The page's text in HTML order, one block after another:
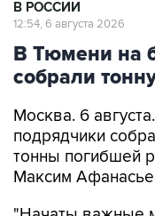
В РОССИИ
12:54, 6 августа 2026
В Тюмени на
собрали
Москва. 6
подрядчики
тонны погибшей
Максим